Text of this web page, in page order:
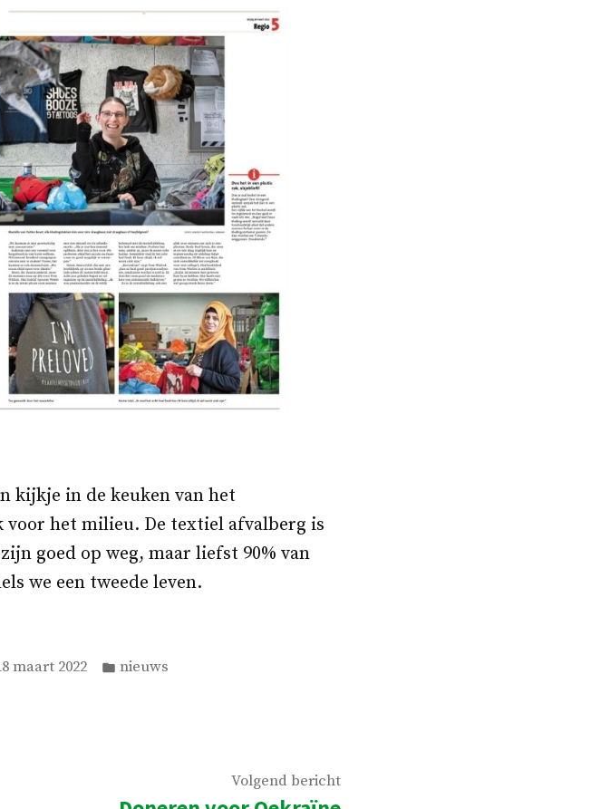
kijkje in de keuken van het
voor het milieu. De textiel afvalberg is
goed op weg, maar liefst 90% van
we een tweede leven.
maart 2022
Geplaatst
nieuws
Volgend berichtVolgend